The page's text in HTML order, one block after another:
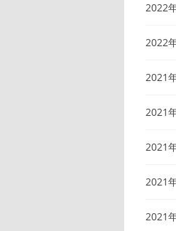
2022
2022
2021
2021
2021
2021
2021